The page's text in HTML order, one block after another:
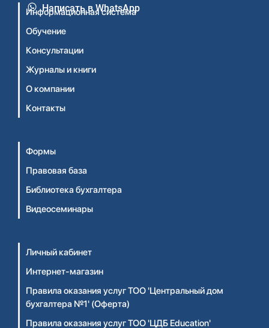
Написать в WhatsApp
Информационная система
Обучение
Консультации
Журналы и книги
О компании
Контакты
Формы
Правовая база
Библиотека бухгалтера
Видеосеминары
Личный кабинет
Интернет-магазин
Правила оказания услуг ТОО 'Центральный дом
бухгалтера №1' (Оферта)
Правила оказания услуг ТОО 'ЦДБ Education'